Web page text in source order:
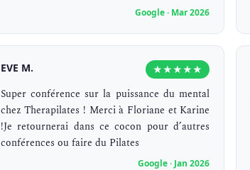
Google · Mar 2026
EVE M. ★★★★★
Super conférence sur la puissance du mental
chez Therapilates ! Merci à Floriane et Karine
!Je retournerai dans ce cocon pour d’autres
conférences ou faire du Pilates
Google · Jan 2026